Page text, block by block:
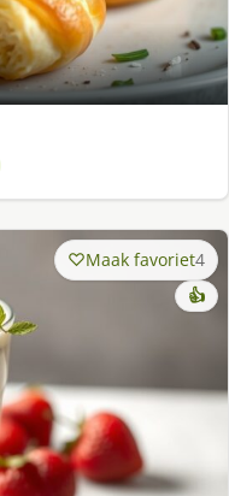
Maak favoriet4
👍